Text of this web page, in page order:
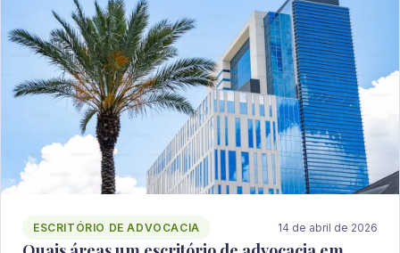
ESCRITÓRIO DE ADVOCACIA 14 de abril de 2026